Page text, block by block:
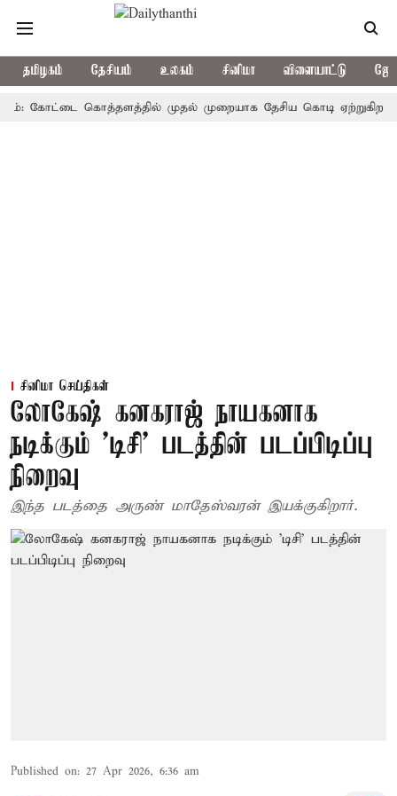
தமிழகம் தேசியம் உலகம் சினிமா விளையாட்டு
கோட்டை கொத்தளத்தில் முதல் முறையாக தேசிய கொடி ஏற்றுகிறார்,
சினிமா செய்திகள்
லோகேஷ் கனகராஜ் நாயகனாக
நடிக்கும் 'டிசி' படத்தின் படப்பிடிப்பு
நிறைவு
இந்த படத்தை அருண் மாதேஸ்வரன் இயக்குகிறார்.
Published on: 27 Apr 2026, 6:36 am